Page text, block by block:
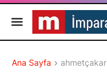
Ana Sayfa ahmetçakar